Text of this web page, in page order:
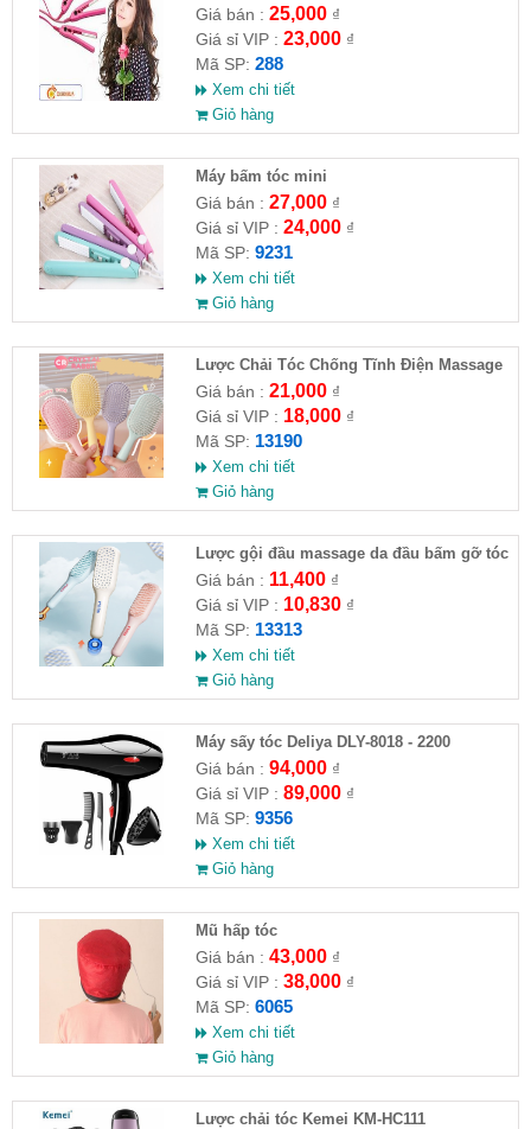
Giá bán : 25,000₫
Giá sỉ VIP : 23,000₫
Mã SP: 288
Xem chi tiết
Giỏ hàng
Máy bấm tóc mini
Giá bán : 27,000₫
Giá sỉ VIP : 24,000₫
Mã SP: 9231
Xem chi tiết
Giỏ hàng
Lược Chải Tóc Chống Tĩnh Điện Massage
Da Đầu Đủ Màu
Giá bán : 21,000₫
Giá sỉ VIP : 18,000₫
Mã SP: 13190
Xem chi tiết
Giỏ hàng
Lược gội đầu massage da đầu bấm gỡ tóc
Giá bán : 11,400₫
Giá sỉ VIP : 10,830₫
Mã SP: 13313
Xem chi tiết
Giỏ hàng
Máy sấy tóc Deliya DLY-8018 - 2200
Giá bán : 94,000₫
Giá sỉ VIP : 89,000₫
Mã SP: 9356
Xem chi tiết
Giỏ hàng
Mũ hấp tóc
Giá bán : 43,000₫
Giá sỉ VIP : 38,000₫
Mã SP: 6065
Xem chi tiết
Giỏ hàng
Lược chải tóc Kemei KM-HC111